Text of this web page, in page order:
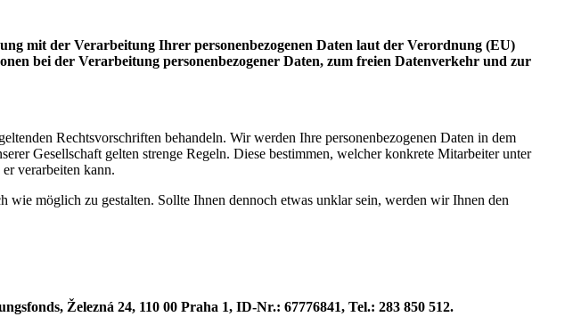
mit der Verarbeitung Ihrer personenbezogenen Daten laut der Verordnung (EU)
bei der Verarbeitung personenbezogener Daten, zum freien Datenverkehr und zur
Rechtsvorschriften behandeln. Wir werden Ihre personenbezogenen Daten in dem
Gesellschaft gelten strenge Regeln. Diese bestimmen, welcher konkrete Mitarbeiter unter
verarbeiten kann.
möglich zu gestalten. Sollte Ihnen dennoch etwas unklar sein, werden wir Ihnen den
Železná 24, 110 00 Praha 1, ID-Nr.: 67776841, Tel.: 283 850 512.